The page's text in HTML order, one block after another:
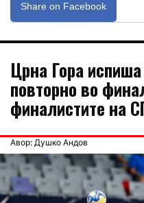
Share on Facebook
Црна Гора
повторно во
финалистите на
Авор: Душко Андов